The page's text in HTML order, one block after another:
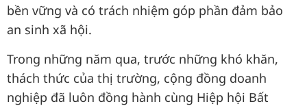
bền vững và có trách nhiệm góp phần đảm bảo
an sinh xã hội.
Trong những năm qua, trước những khó khăn,
thách thức của thị trường, cộng đồng doanh
nghiệp đã luôn đồng hành cùng Hiệp hội Bất